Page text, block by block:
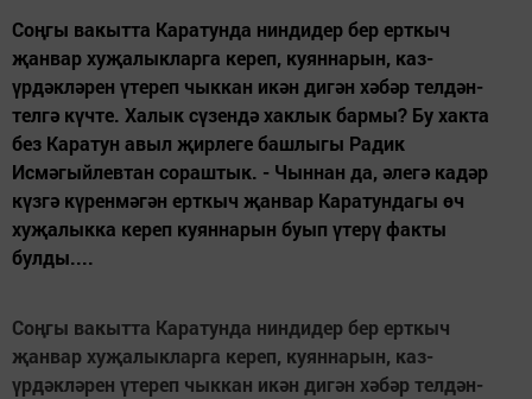
Соңгы вакытта Каратунда ниндидер бер ерткыч
җанвар хуҗалыкларга кереп, куяннарын, каз-
үрдәкләрен үтереп чыккан икән дигән хәбәр телдән-
телгә күчте. Халык сүзендә хаклык бармы? Бу хакта
без Каратун авыл җирлеге башлыгы Радик
Исмәгыйлевтан сораштык. - Чыннан да, әлегә кадәр
күзгә күренмәгән ерткыч җанвар Каратундагы өч
хуҗалыкка кереп куяннарын буып үтерү факты
булды....
Соңгы вакытта Каратунда ниндидер бер ерткыч
җанвар хуҗалыкларга кереп, куяннарын, каз-
үрдәкләрен үтереп чыккан икән дигән хәбәр телдән-